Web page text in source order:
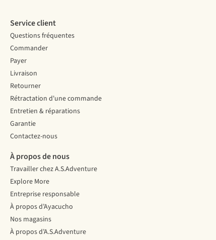
Service client
Questions fréquentes
Commander
Payer
Livraison
Retourner
Rétractation d'une commande
Entretien & réparations
Garantie
Contactez-nous
À propos de nous
Travailler chez A.S.Adventure
Explore More
Entreprise responsable
À propos d’Ayacucho
Nos magasins
À propos d’A.S.Adventure